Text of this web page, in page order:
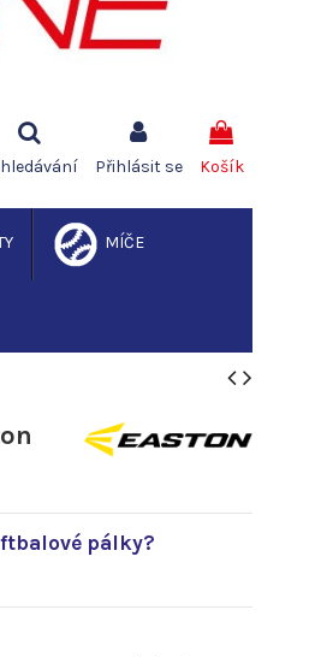
Přihlásit se Košík
MÍČE
pálky?